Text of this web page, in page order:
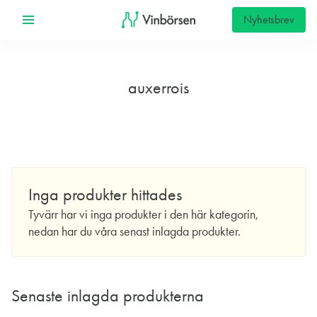
Nyhetsbrev
auxerrois
Inga produkter hittades
Tyvärr har vi inga produkter i den här kategorin,
nedan har du våra senast inlagda produkter.
Senaste inlagda produkterna